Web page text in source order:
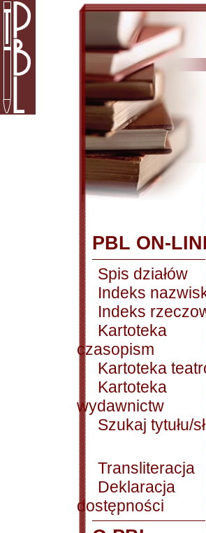
PBL ON-
Spis działów
Indeks
Indeks
Kartoteka
czasopism
Kartoteka
Kartoteka
wydawnictw
Szukaj tytułu/
Transliteracja
Deklaracja
dostępności